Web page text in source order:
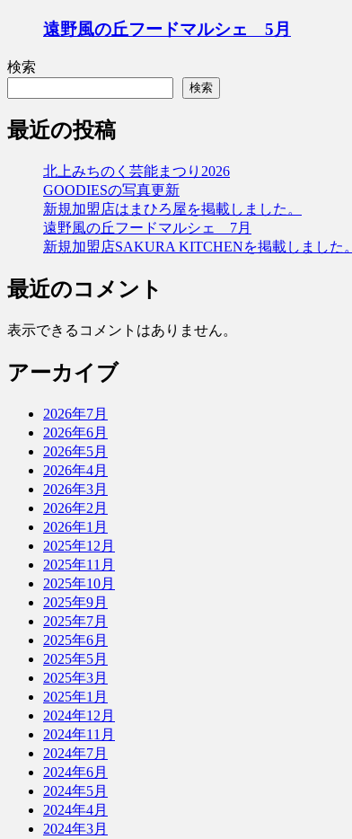
遠野風の丘フードマルシェ 5月
検索
検索
最近の投稿
北上みちのく芸能まつり2026
GOODIESの写真更新
新規加盟店はまひろ屋を掲載しました。
遠野風の丘フードマルシェ 7月
新規加盟店SAKURA KITCHENを掲載しました。
最近のコメント
表示できるコメントはありません。
アーカイブ
2026年7月
2026年6月
2026年5月
2026年4月
2026年3月
2026年2月
2026年1月
2025年12月
2025年11月
2025年10月
2025年9月
2025年7月
2025年6月
2025年5月
2025年3月
2025年1月
2024年12月
2024年11月
2024年7月
2024年6月
2024年5月
2024年4月
2024年3月